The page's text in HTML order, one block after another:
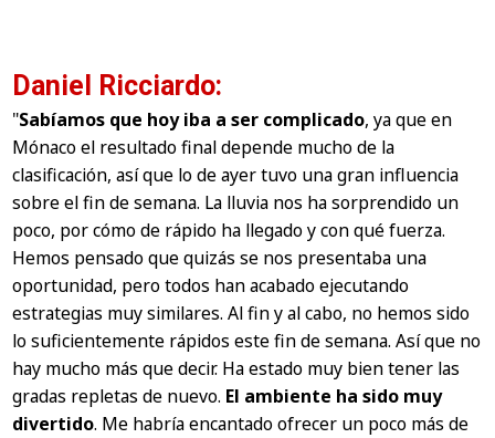
Daniel Ricciardo:
"Sabíamos que hoy iba a ser complicado, ya que en
Mónaco el resultado final depende mucho de la
clasificación, así que lo de ayer tuvo una gran influencia
sobre el fin de semana. La lluvia nos ha sorprendido un
poco, por cómo de rápido ha llegado y con qué fuerza.
Hemos pensado que quizás se nos presentaba una
oportunidad, pero todos han acabado ejecutando
estrategias muy similares. Al fin y al cabo, no hemos sido
lo suficientemente rápidos este fin de semana. Así que no
hay mucho más que decir. Ha estado muy bien tener las
gradas repletas de nuevo. El ambiente ha sido muy
divertido. Me habría encantado ofrecer un poco más de